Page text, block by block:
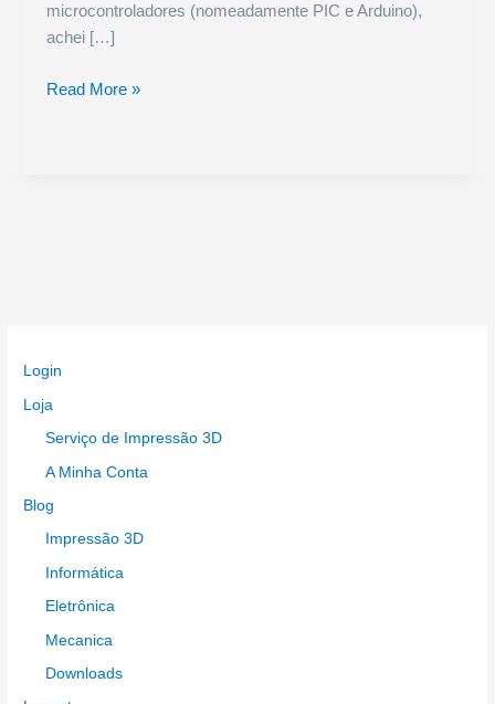
microcontroladores (nomeadamente PIC e Arduino),
achei […]
Comunicações
Read More »
Login
Loja
Serviço de Impressão 3D
A Minha Conta
Blog
Impressão 3D
Informática
Eletrônica
Mecanica
Downloads